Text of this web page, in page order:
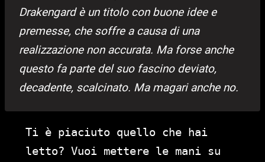
Drakengard è un titolo con buone idee e
premesse, che soffre a causa di una
realizzazione non accurata. Ma forse anche
questo fa parte del suo fascino deviato,
decadente, scalcinato. Ma magari anche no.
Ti è piaciuto quello che hai
letto? Vuoi mettere le mani su